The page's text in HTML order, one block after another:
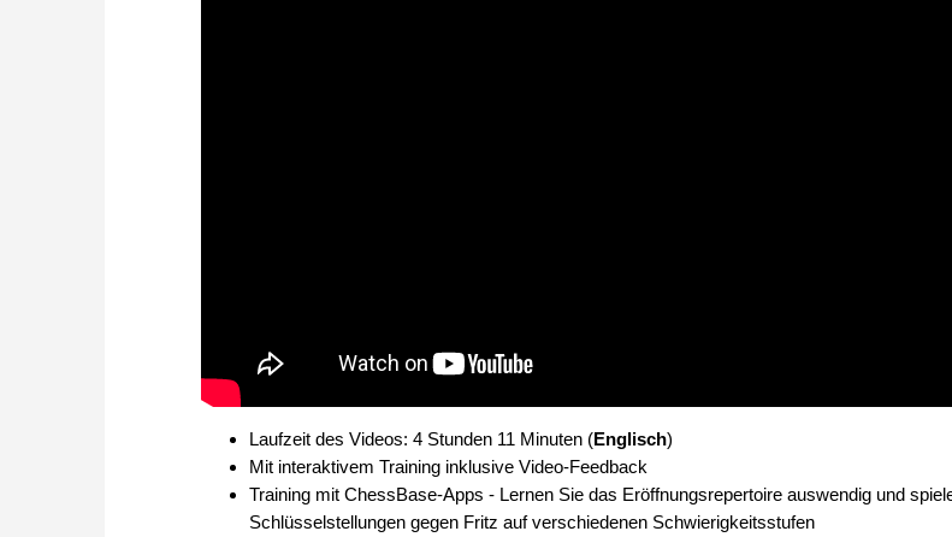
Laufzeit des Videos: 4 Stunden 11 Minuten (Englisch)
Mit interaktivem Training inklusive Video-Feedback
Training mit ChessBase-Apps - Lernen Sie das Eröffnungsrepertoire auswendig und
Schlüsselstellungen gegen Fritz auf verschiedenen Schwierigkeitsstufen